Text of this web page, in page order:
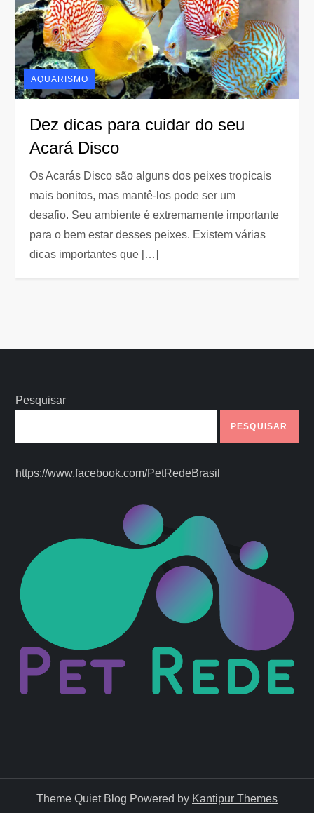
AQUARISMO
Dez dicas para cuidar do seu
Acará Disco
Os Acarás Disco são alguns dos peixes tropicais
mais bonitos, mas mantê-los pode ser um
desafio. Seu ambiente é extremamente importante
para o bem estar desses peixes. Existem várias
dicas importantes que […]
Pesquisar
PESQUISAR
https://www.facebook.com/PetRedeBrasil
Theme Quiet Blog Powered by Kantipur Themes